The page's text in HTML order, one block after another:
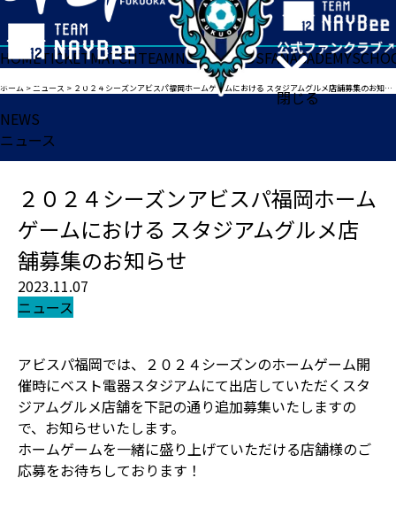
閉じる
HOMETICKETMATCHTEAMNEWSGOODSFANACADEMY
ホーム >ニュース > ２０２４シーズンアビスパ福岡ホームゲームにおける スタジアムグルメ店舗募集のお知らせ
NEWS
ニュース
２０２４シーズンアビスパ福岡ホーム
ゲームにおける スタジアムグルメ店
舗募集のお知らせ
2023.11.07
ニュース
アビスパ福岡では、２０２４シーズンのホームゲーム開
催時にベスト電器スタジアムにて出店していただくスタ
ジアムグルメ店舗を下記の通り追加募集いたしますの
で、お知らせいたします。
ホームゲームを一緒に盛り上げていただける店舗様のご
応募をお待ちしております！